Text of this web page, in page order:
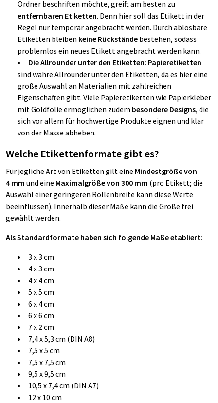
Ordner beschriften möchte, greift am besten zu
entfernbaren Etiketten. Denn hier soll das Etikett in der
Regel nur temporär angebracht werden. Durch ablösbare
Etiketten bleiben keine Rückstände bestehen, sodass
problemlos ein neues Etikett angebracht werden kann.
Die Allrounder unter den Etiketten: Papieretiketten
sind wahre Allrounder unter den Etiketten, da es hier eine
große Auswahl an Materialien mit zahlreichen
Eigenschaften gibt. Viele Papieretiketten wie Papierkleber
mit Goldfolie ermöglichen zudem besondere Designs, die
sich vor allem für hochwertige Produkte eignen und klar
von der Masse abheben.
Welche Etikettenformate gibt es?
Für jegliche Art von Etiketten gilt eine Mindestgröße von
4 mm und eine Maximalgröße von 300 mm (pro Etikett; die
Auswahl einer geringeren Rollenbreite kann diese Werte
beeinflussen). Innerhalb dieser Maße kann die Größe frei
gewählt werden.
Als Standardformate haben sich folgende Maße etabliert:
3 x 3 cm
4 x 3 cm
4 x 4 cm
5 x 5 cm
6 x 4 cm
6 x 6 cm
7 x 2 cm
7,4 x 5,3 cm (DIN A8)
7,5 x 5 cm
7,5 x 7,5 cm
9,5 x 9,5 cm
10,5 x 7,4 cm (DIN A7)
12 x 10 cm